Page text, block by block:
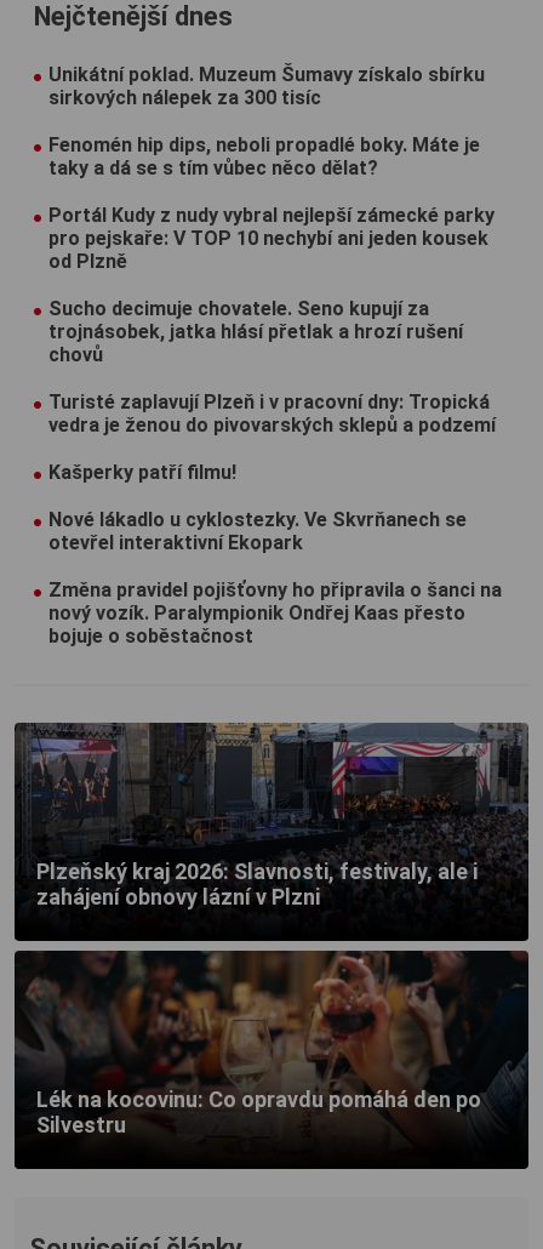
Nejčtenější dnes
Unikátní poklad. Muzeum Šumavy získalo sbírku
sirkových nálepek za 300 tisíc
Fenomén hip dips, neboli propadlé boky. Máte je
taky a dá se s tím vůbec něco dělat?
Portál Kudy z nudy vybral nejlepší zámecké parky
pro pejskaře: V TOP 10 nechybí ani jeden kousek
od Plzně
Sucho decimuje chovatele. Seno kupují za
trojnásobek, jatka hlásí přetlak a hrozí rušení
chovů
Turisté zaplavují Plzeň i v pracovní dny: Tropická
vedra je ženou do pivovarských sklepů a podzemí
Kašperky patří filmu!
Nové lákadlo u cyklostezky. Ve Skvrňanech se
otevřel interaktivní Ekopark
Změna pravidel pojišťovny ho připravila o šanci na
nový vozík. Paralympionik Ondřej Kaas přesto
bojuje o soběstačnost
Plzeňský kraj 2026: Slavnosti, festivaly, ale i
zahájení obnovy lázní v Plzni
Lék na kocovinu: Co opravdu pomáhá den po
Silvestru